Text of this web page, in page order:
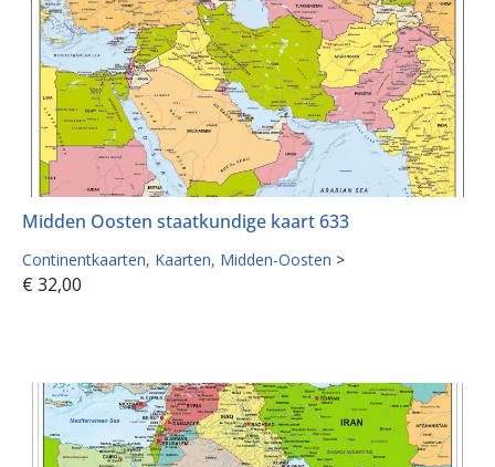
Midden Oosten staatkundige kaart 633
Continentkaarten Kaarten Midden-Oosten >
€ 32,00